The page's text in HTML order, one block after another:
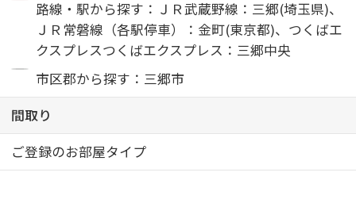
ShaMaison STYLE
シャーメゾンショップを探す
らくらく内見
自立型サービス付き・シニア向け
路線・駅から探す：ＪＲ武蔵野線：三郷(埼玉県)、
ＪＲ常磐線（各駅停車）：金町(東京都)、つくばエ
クスプレスつくばエクスプレス：三郷中央
市区郡から探す：三郷市
間取り
ご登録のお部屋タイプ